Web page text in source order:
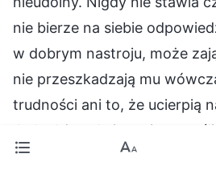
nie bierze na siebie
w dobrym nastroju, może
nie przeszkadzają mu
trudności ani to, że ucierpią
Jednakże gdy jest
nawet palcem. Jakiego